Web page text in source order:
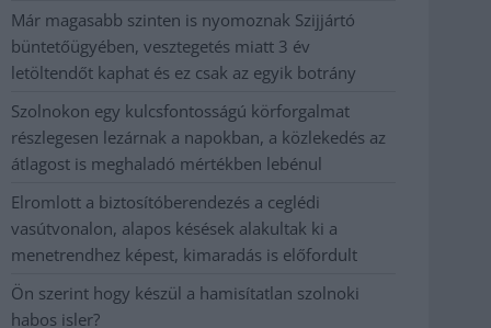
Már magasabb szinten is nyomoznak Szijjártó
büntetőügyében, vesztegetés miatt 3 év
letöltendőt kaphat és ez csak az egyik botrány
Szolnokon egy kulcsfontosságú körforgalmat
részlegesen lezárnak a napokban, a közlekedés az
átlagost is meghaladó mértékben lebénul
Elromlott a biztosítóberendezés a ceglédi
vasútvonalon, alapos késések alakultak ki a
menetrendhez képest, kimaradás is előfordult
Ön szerint hogy készül a hamisítatlan szolnoki
habos isler?